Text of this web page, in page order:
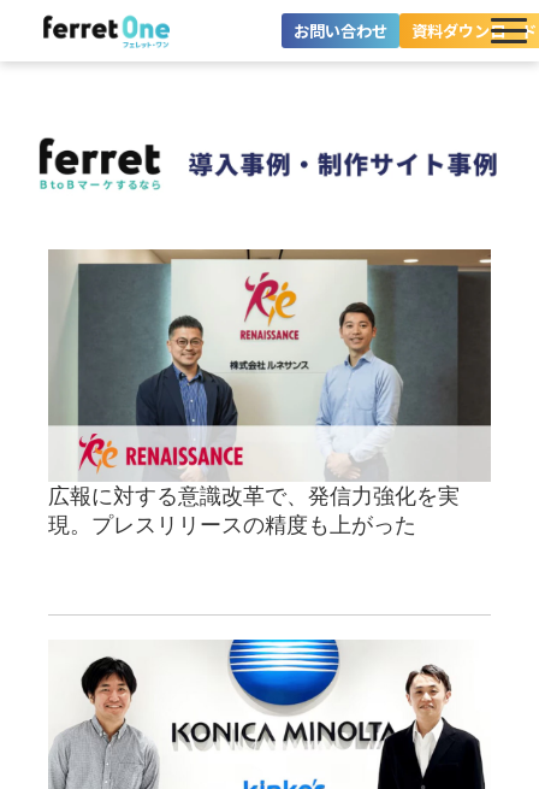
お問い合わせ 資料ダウンロード
導入事例
料金プラン
セミナー
お役立ち情報
広報に対する意識改革で、発信力強化を実
現。プレスリリースの精度も上がった